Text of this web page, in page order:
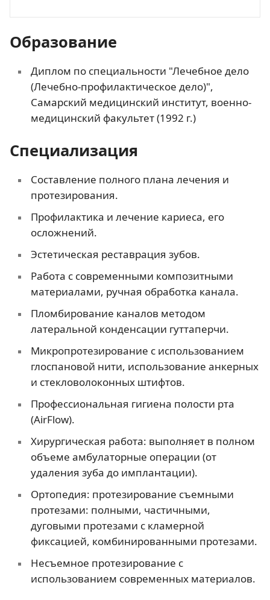
Образование
Диплом по специальности "Лечебное дело
(Лечебно-профилактическое дело)",
Самарский медицинский институт, военно-
медицинский факультет (1992 г.)
Специализация
Составление полного плана лечения и
протезирования.
Профилактика и лечение кариеса, его
осложнений.
Эстетическая реставрация зубов.
Работа с современными композитными
материалами, ручная обработка канала.
Пломбирование каналов методом
латеральной конденсации гуттаперчи.
Микропротезирование с использованием
глоспановой нити, использование анкерных
и стекловолоконных штифтов.
Профессиональная гигиена полости рта
(AirFlow).
Хирургическая работа: выполняет в полном
объеме амбулаторные операции (от
удаления зуба до имплантации).
Ортопедия: протезирование съемными
протезами: полными, частичными,
дуговыми протезами с кламерной
фиксацией, комбинированными протезами.
Несъемное протезирование с
использованием современных материалов.